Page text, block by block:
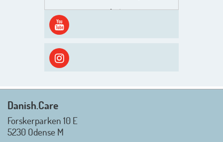
Men inden det går løs med en
spændende og aktivt
efterårsæson, så går turen først
ud i solen, ned til vandet og ind i
skyggen igen. Danish.Care holder
sommerlukket i uge 29 + 30.
Mvh. Anders, Helle og Malthe
Danish.Care
Forskerparken 10 E
5230 Odense M